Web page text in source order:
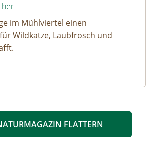
im Mühlviertel einen
Wildkatze, Laubfrosch und
FLATTERN